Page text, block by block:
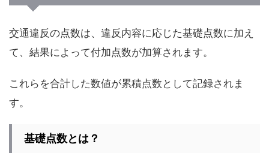
交通違反の点数は、違反内容に応じた基礎点数に加え
て、結果によって付加点数が加算されます。
これらを合計した数値が累積点数として記録されま
す。
基礎点数とは？